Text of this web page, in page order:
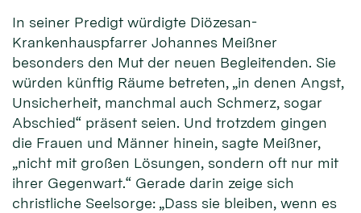
In seiner Predigt würdigte Diözesan-
Krankenhauspfarrer Johannes Meißner
besonders den Mut der neuen Begleitenden. Sie
würden künftig Räume betreten, „in denen Angst,
Unsicherheit, manchmal auch Schmerz, sogar
Abschied“ präsent seien. Und trotzdem gingen
die Frauen und Männer hinein, sagte Meißner,
„nicht mit großen Lösungen, sondern oft nur mit
ihrer Gegenwart.“ Gerade darin zeige sich
christliche Seelsorge: „Dass sie bleiben, wenn es